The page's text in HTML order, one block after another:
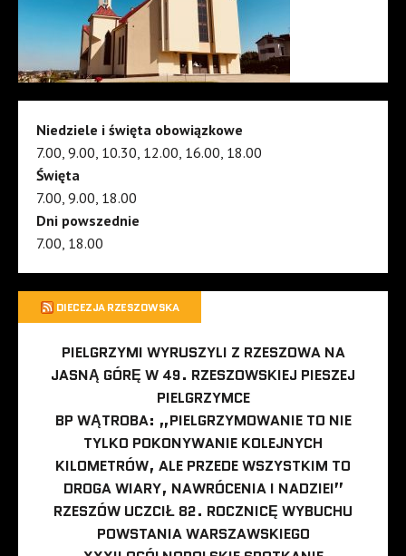
Niedziele i święta obowiązkowe
7.00, 9.00, 10.30, 12.00, 16.00, 18.00
Święta
7.00, 9.00, 18.00
Dni powszednie
7.00, 18.00
DIECEZJA RZESZOWSKA
PIELGRZYMI WYRUSZYLI Z RZESZOWA NA
JASNĄ GÓRĘ W 49. RZESZOWSKIEJ PIESZEJ
PIELGRZYMCE
BP WĄTROBA: „PIELGRZYMOWANIE TO NIE
TYLKO POKONYWANIE KOLEJNYCH
KILOMETRÓW, ALE PRZEDE WSZYSTKIM TO
DROGA WIARY, NAWRÓCENIA I NADZIEI”
RZESZÓW UCZCIŁ 82. ROCZNICĘ WYBUCHU
POWSTANIA WARSZAWSKIEGO